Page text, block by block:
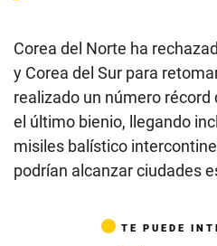
Corea del Norte ha
y Corea del Sur para
realizado un número récord
el último bienio, llegando
misiles balístico
podrían alcanzar ciudades
TE PUEDE